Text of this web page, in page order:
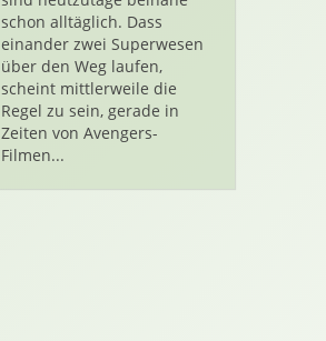
schon alltäglich. Dass
einander zwei Superwesen
über den Weg laufen,
scheint mittlerweile die
Regel zu sein, gerade in
Zeiten von Avengers-
Filmen...